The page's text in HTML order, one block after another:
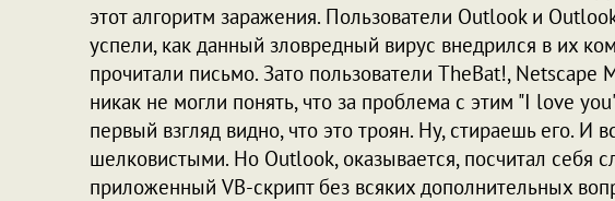
этот алгоритм заражения. Пользователи Outlook и
успели, как данный зловредный вирус внедрился в их
прочитали письмо. Зато пользователи TheBat!, Netscape
никак не могли понять, что за проблема с этим "I love
первый взгляд видно, что это троян. Ну, стираешь его. И
шелковистыми. Но Outlook, оказывается, посчитал себя
приложенный VB-скрипт без всяких дополнительных